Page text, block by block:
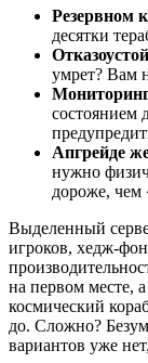
Резервном
десятки
умрет? Вам
состоянием
Апгрейде
нужно
дороже, чем
Выделенный
игроков, хедж-
на первом месте,
космический
до. Сложно?
вариантов уже